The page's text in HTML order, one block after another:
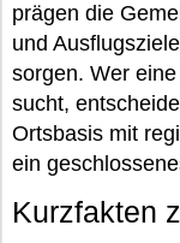
prägen die
und
sorgen. Wer
sucht,
Ortsbasis mit
ein
Kurzfakten